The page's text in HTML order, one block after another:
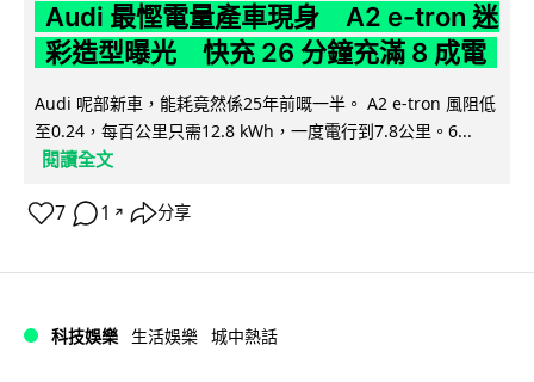
Audi 最慳電量產車現身 A2 e-tron 迷
彩造型曝光 快充 26 分鐘充滿 8 成電
Audi 呢部新車，能耗竟然係25年前嘅一半。 A2 e-tron 風阻低
至0.24，每百公里只需12.8 kWh，一度電行到7.8公里。6...
閱讀全文
7 1 ↗ 分享
科技娛樂 生活娛樂 城中熱話